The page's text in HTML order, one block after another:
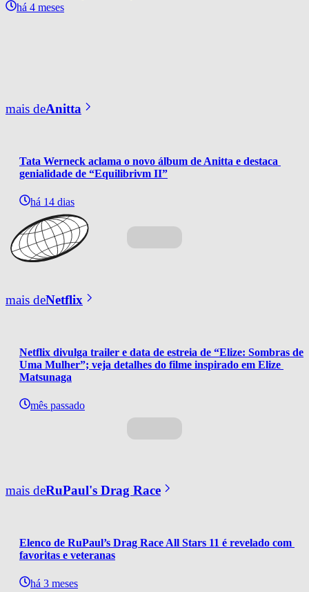
há 4 meses
mais deAnitta
Tata Werneck aclama o novo álbum de Anitta e destaca
genialidade de “Equilibrivm II”
há 14 dias
mais deNetflix
Netflix divulga trailer e data de estreia de “Elize: Sombras de
Uma Mulher”; veja detalhes do filme inspirado em Elize
Matsunaga
mês passado
mais deRuPaul's Drag Race
Elenco de RuPaul’s Drag Race All Stars 11 é revelado com
favoritas e veteranas
há 3 meses